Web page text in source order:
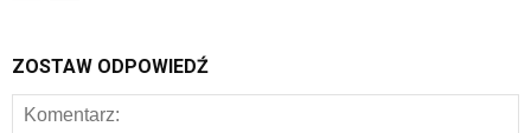
ZOSTAW ODPOWIEDŹ